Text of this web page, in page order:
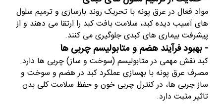
مواد فعال در عرق پونه با تحریک روند بازسازی و ترمیم سلول
های آسیب دیده کبد، سلامت بافت کبد را ارتقا می دهند و از
پیشرفت بیماری های کبدی جلوگیری می کنند.
- بهبود فرآیند هضم و متابولیسم چربی ها
کبد نقش مهمی در متابولیسم (سوخت و ساز) چربی ها دارد.
مصرف عرق پونه با بهسازی عملکرد کبد در هضم و سوخت و
ساز چربی ها، در کنترل چربی خون و حفظ سلامت کلی بدن
تاثیر مثبت دارد.